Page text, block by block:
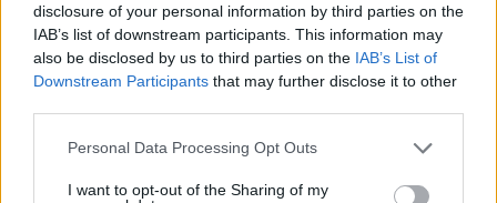
disclosure of your personal information by third parties on the
IAB’s list of downstream participants. This information may
also be disclosed by us to third parties on the IAB’s List of
Downstream Participants that may further disclose it to other
Please note that this website/app uses one or more Google
not limited to your visit or usage behaviour. You may click to
Personal Data Processing Opt Outs
I want to opt-out of the Sharing of my